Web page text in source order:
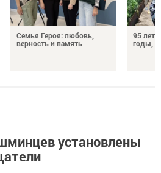
Семья Героя: любовь,
верность и память
95 лет
годы,
установлены